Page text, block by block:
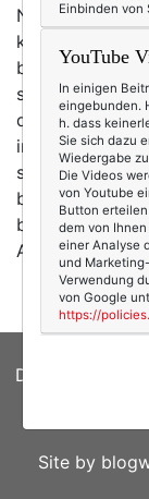
Noch bevor ich
kennenlernte,
bisschen
schreiben, das
da eine sehr
irgendwann ein
später auch
bisschen
bisschen
Auftritt ist ihr
Site by
Einbinden von
YouTube
In einigen
eingebunden.
h. dass
Sie sich dazu
Wiedergabe
Die Videos
von Youtube
Button
dem von
einer Analyse
und
Verwendung
von Google
https://